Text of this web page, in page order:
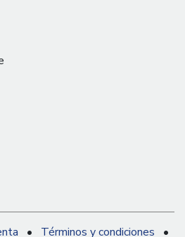
• Términos y condiciones •